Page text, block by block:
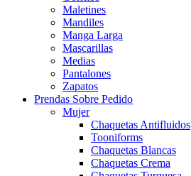
Maletines
Mandiles
Manga Larga
Mascarillas
Medias
Pantalones
Zapatos
Prendas Sobre Pedido
Mujer
Chaquetas Antifluidos
Tooniforms
Chaquetas Blancas
Chaquetas Crema